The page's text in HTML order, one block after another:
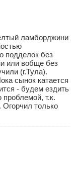
ламборджини
подделок без
или вобще без
(г.Тула).
сынок катается
- будем ездить
т.к.
Огорчил только